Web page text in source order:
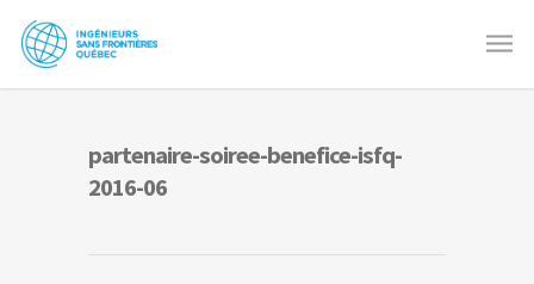
partenaire-soiree-benefice-isfq-
2016-06